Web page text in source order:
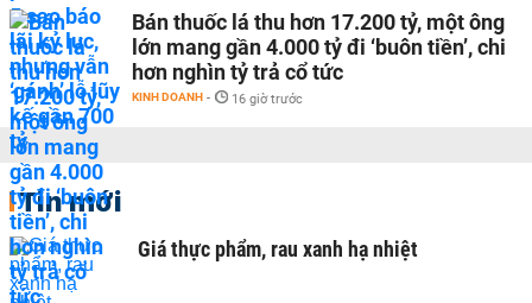
Bán thuốc lá thu hơn 17.200 tỷ, một ông
lớn mang gần 4.000 tỷ đi ‘buôn tiền’, chi
hơn nghìn tỷ trả cổ tức
KINH DOANH - 16 giờ trước
Tin mới
Giá thực phẩm, rau xanh hạ nhiệt